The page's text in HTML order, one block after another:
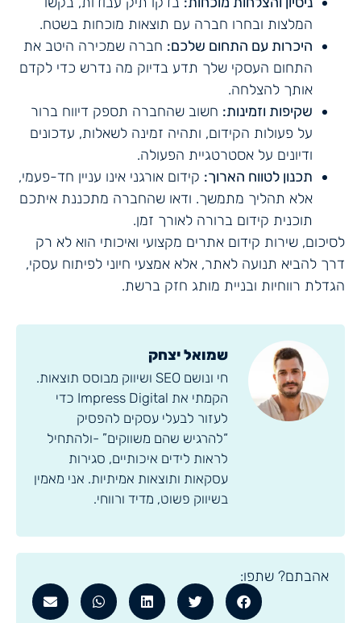
המלצות ובחרו חברה עם תוצאות מוכחות בשטח.
היכרות עם התחום שלכם: חברה שמכירה היטב את
התחום העסקי שלך תדע בדיוק מה נדרש כדי לקדם
אותך להצלחה.
שקיפות וזמינות: חשוב שהחברה תספק דיווח ברור
על פעולות הקידום, ותהיה זמינה לשאלות, עדכונים
ודיונים על אסטרטגיית הפעולה.
תכנון לטווח הארוך: קידום אורגני אינו עניין חד-פעמי,
אלא תהליך מתמשך. ודאו שהחברה מתכננת איתכם
תוכנית קידום ברורה לאורך זמן.
לסיכום, שירות קידום אתרים מקצועי ואיכותי הוא לא רק
דרך להביא תנועה לאתר, אלא אמצעי חיוני לפיתוח עסקי,
הגדלת רווחיות ובניית מותג חזק ברשת.
שמואל יצחק
חי ונושם SEO ושיווק מבוסס תוצאות.
הקמתי את Impress Digital כדי
לעזור לבעלי עסקים להפסיק
“להרגיש שהם משווקים” -ולהתחיל
לראות לידים איכותיים, סגירות
עסקאות ותוצאות אמיתיות. אני מאמין
בשיווק פשוט, מדיד ורווחי.
אהבתם? שתפו: